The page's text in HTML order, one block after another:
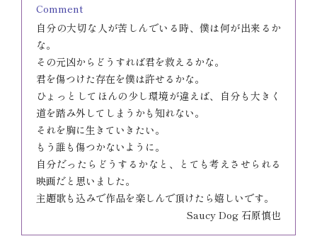
Comment
自分の大切な人が苦しんでいる時、僕は何が出来るか
な。
その元凶からどうすれば君を救えるかな。
君を傷つけた存在を僕は許せるかな。
ひょっとしてほんの少し環境が違えば、自分も大きく
道を踏み外してしまうかも知れない。
それを胸に生きていきたい。
もう誰も傷つかないように。
自分だったらどうするかなと、とても考えさせられる
映画だと思いました。
主題歌も込みで作品を楽しんで頂けたら嬉しいです。
Saucy Dog 石原慎也